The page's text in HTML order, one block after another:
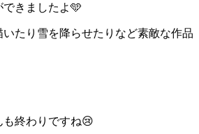
きましたよ🩵
たり雪を降らせたりなど素敵な作品
終わりですね😢